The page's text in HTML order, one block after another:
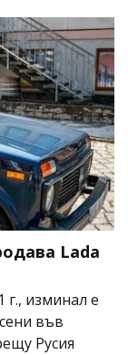
Lada
г., изминал е
във
Русия